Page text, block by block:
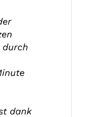
durch
dank